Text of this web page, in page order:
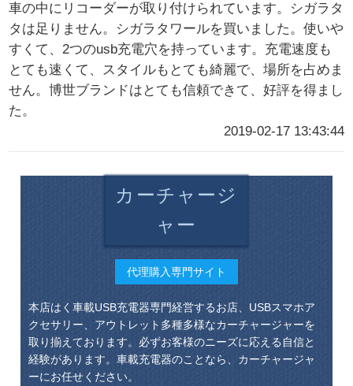
車の中にリコーダーが取り付けられています。シガラタ
タは足りません。シガラタワールを買いました。使いや
すくて、2つのusb充電穴を持っています。充電速度も
とても速くて、スタイルもとても綺麗で、場所を占めま
せん。博世ブランドはとても信頼できて、好評を得まし
た。
2019-02-17 13:43:44
カーチャージ
ャー
代理購入専門サイト
本店はく車載USB充電器専門経営するお店、USBスマホア
クセサリー、アウトレット多種多様なカーチャージャーを
取り揃えております。必ずお客様のニーズに応える自信と
経験があります。車載充電器のことなら、カーチャージャ
ーにお任せください。